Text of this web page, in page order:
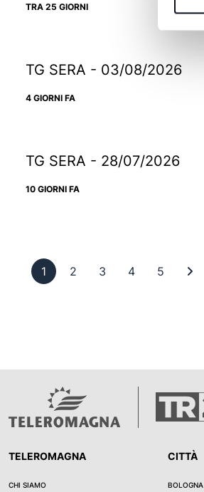
TRA 25 GIORNI
TG SERA - 03/08/2026
4 GIORNI FA
TG SERA - 28/07/2026
10 GIORNI FA
1 Pagina 1
2 Pagina 2
3 Pagina 3
4Pagina 4
5 Pagina 5
TELEROMAGNA
CHI SIAMO
CITTÀ
BOLOGNA